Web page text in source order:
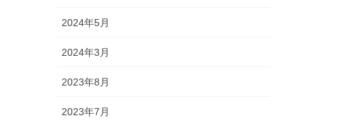
2024年5月
2024年3月
2023年8月
2023年7月